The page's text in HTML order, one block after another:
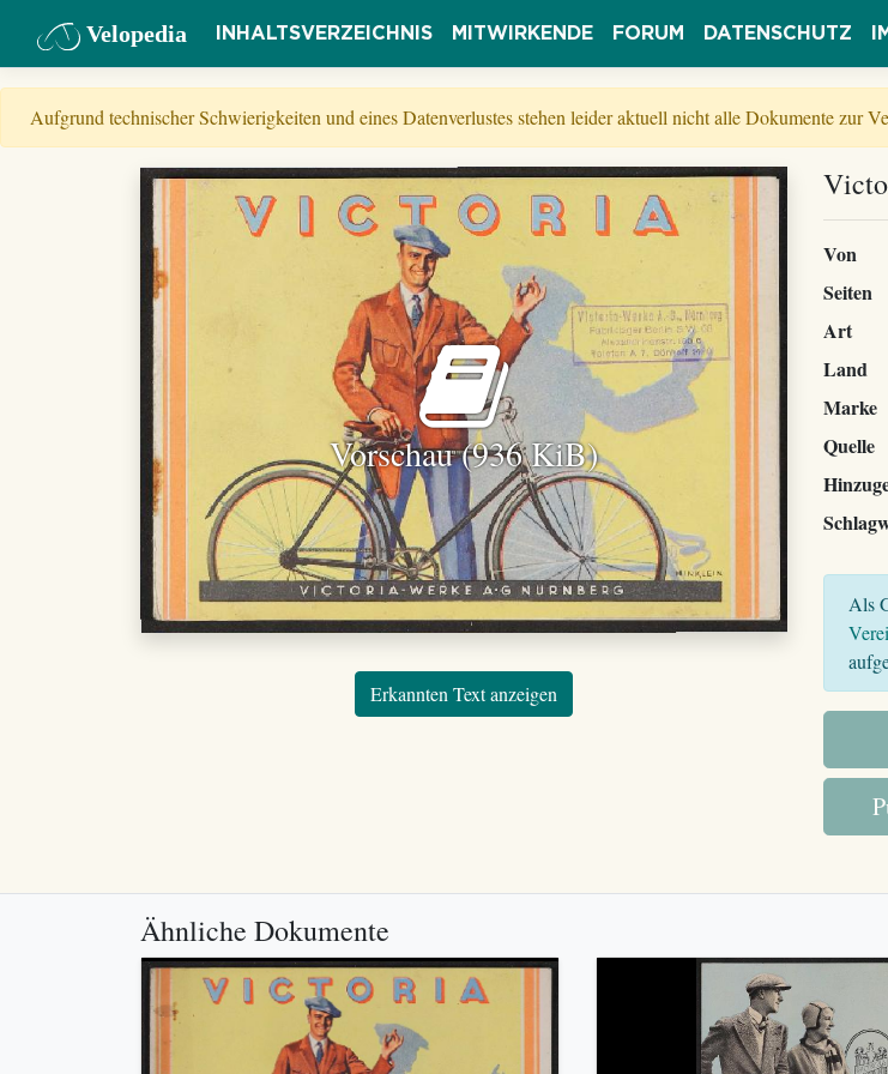
Velopedia INHALTSVERZEICHNIS MITWIRKENDE FORUM DATENSCHUTZ
Aufgrund technischer Schwierigkeiten und eines Datenverlustes stehen leider aktuell nicht alle Dokumente zur
Vorschau (936 KiB)
Erkannten Text anzeigen
Von
Seiten
Art
Land
Marke
Quelle
Als
Ähnliche Dokumente